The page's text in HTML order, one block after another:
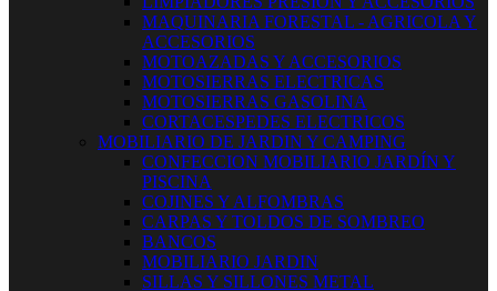
MAQUINARIA FORESTAL - AGRICOLA Y
ACCESORIOS
MOTOAZADAS Y ACCESORIOS
MOTOSIERRAS ELECTRICAS
MOTOSIERRAS GASOLINA
CORTACESPEDES ELECTRICOS
MOBILIARIO DE JARDIN Y CAMPING
CONFECCION MOBILIARIO JARDÍN Y
PISCINA
COJINES Y ALFOMBRAS
CARPAS Y TOLDOS DE SOMBREO
BANCOS
MOBILIARIO JARDIN
SILLAS Y SILLONES METAL